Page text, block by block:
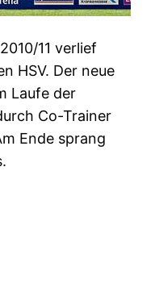
11 verlief
HSV. Der neue
Laufe der
Co-Trainer
Ende sprang